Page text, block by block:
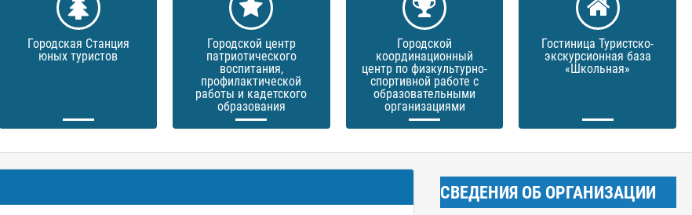
Городская Станция
юных туристов
Городской центр
патриотического
воспитания,
профилактической
работы и кадетского
образования
Городской
координационный
центр по физкультурно-
спортивной работе с
образовательными
организациями
Гостиница Туристско-
экскурсионная база
«Школьная»
СВЕДЕНИЯ ОБ ОРГАНИЗАЦИИ